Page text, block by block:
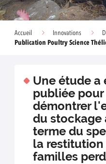
Accueil Innovations
Publication Poultry Science
Une étude a
publiée pour
démontrer
du stockage
terme du
la restitution
familles